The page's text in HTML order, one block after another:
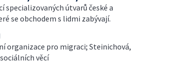
specializovaných útvarů české a
se obchodem s lidmi zabývají.
organizace pro migraci; Steinichová,
věcí